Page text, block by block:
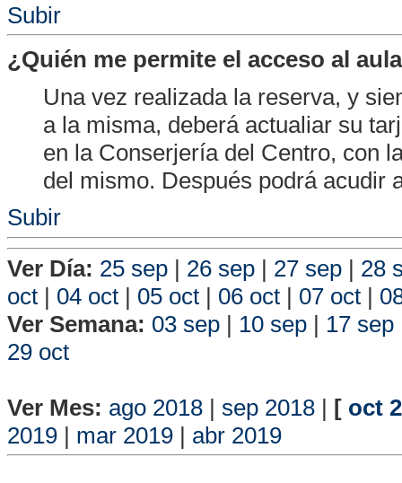
Subir
¿Quién me permite el acceso al
Una vez realizada la reserva, y
a la misma, deberá actualiar su
en la Conserjería del Centro, con
del mismo. Después podrá acudir
Subir
Ver Día: 25 sep | 26 sep | 27 sep | 28
oct | 04 oct | 05 oct | 06 oct | 07 oct |
Ver Semana: 03 sep | 10 sep | 17 sep
29 oct
Ver Mes: ago 2018 | sep 2018 | [ oct
2019 | mar 2019 | abr 2019